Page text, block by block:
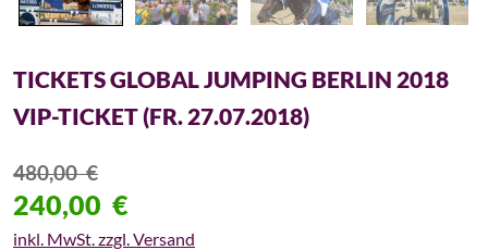
TICKETS GLOBAL JUMPING BERLIN 2018
VIP-TICKET (FR. 27.07.2018)
480,00€
240,00 €
inkl. MwSt. zzgl. Versand